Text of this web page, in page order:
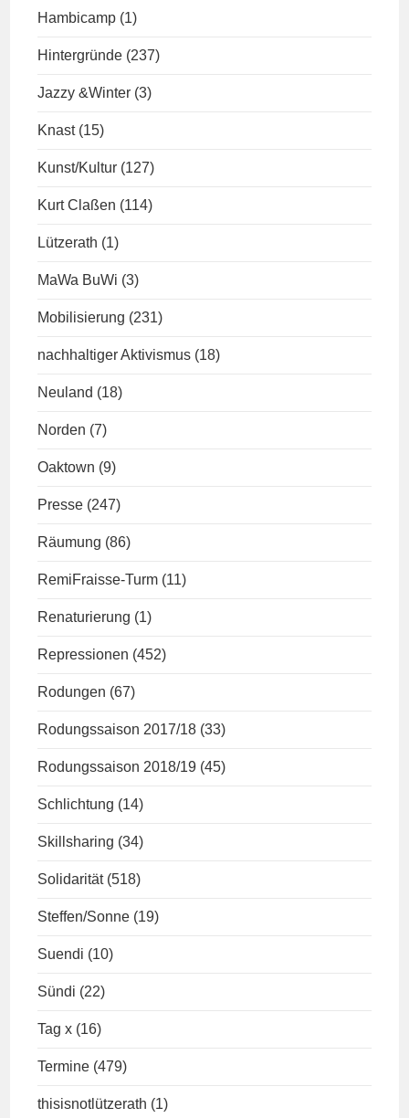
Hambicamp (1)
Hintergründe (237)
Jazzy &Winter (3)
Knast (15)
Kunst/Kultur (127)
Kurt Claßen (114)
Lützerath (1)
MaWa BuWi (3)
Mobilisierung (231)
nachhaltiger Aktivismus (18)
Neuland (18)
Norden (7)
Oaktown (9)
Presse (247)
Räumung (86)
RemiFraisse-Turm (11)
Renaturierung (1)
Repressionen (452)
Rodungen (67)
Rodungssaison 2017/18 (33)
Rodungssaison 2018/19 (45)
Schlichtung (14)
Skillsharing (34)
Solidarität (518)
Steffen/Sonne (19)
Suendi (10)
Sündi (22)
Tag x (16)
Termine (479)
thisisnotlützerath (1)